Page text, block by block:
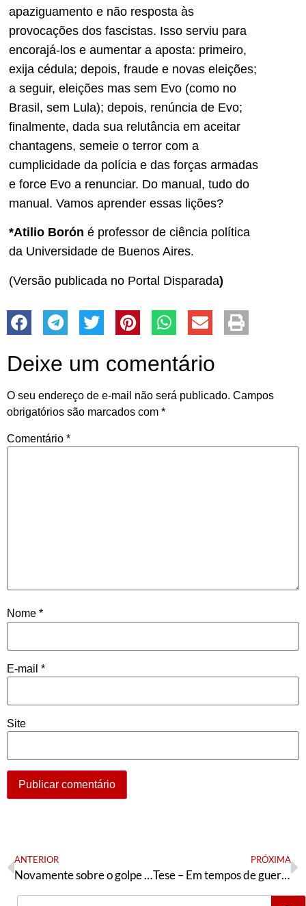
apaziguamento e não resposta às
provocações dos fascistas. Isso serviu para
encorajá-los e aumentar a aposta: primeiro,
exija cédula; depois, fraude e novas eleições;
a seguir, eleições mas sem Evo (como no
Brasil, sem Lula); depois, renúncia de Evo;
finalmente, dada sua relutância em aceitar
chantagens, semeie o terror com a
cumplicidade da polícia e das forças armadas
e force Evo a renunciar. Do manual, tudo do
manual. Vamos aprender essas lições?
*Atilio Borón é professor de ciência política
da Universidade de Buenos Aires.
(Versão publicada no Portal Disparada)
Deixe um comentário
O seu endereço de e-mail não será publicado. Campos
obrigatórios são marcados com *
Comentário *
Nome *
E-mail *
Site
ANTERIOR
Novamente sobre o golpe na Bolívia
PRÓXIMA
Tese – Em tempos de guerra, a esperança é vermelha